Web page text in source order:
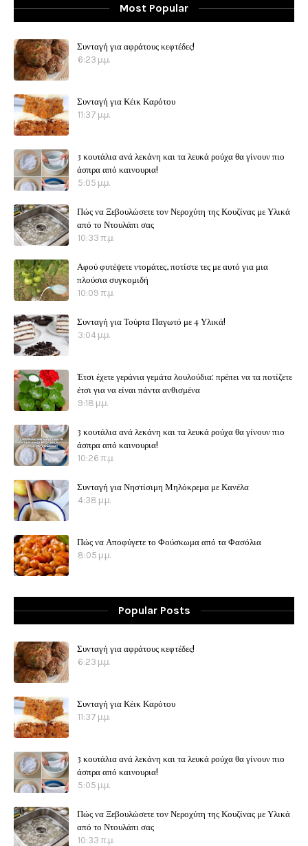
Most Popular
Συνταγή για αφράτους κεφτέδες!
6:23 μ.μ.
Συνταγή για Κέικ Καρότου
11:37 μ.μ.
3 κουτάλια ανά λεκάνη και τα λευκά ρούχα θα γίνουν πιο
άσπρα από καινουρια!
5:05 μ.μ.
Πώς να Ξεβουλώσετε τον Νεροχύτη της Κουζίνας με Υλικά
από το Ντουλάπι σας
10:33 π.μ.
Αφού φυτέψετε ντομάτες, ποτίστε τες με αυτό για μια
πλούσια συγκομιδή
10:09 π.μ.
Συνταγή για Τούρτα Παγωτό με 4 Υλικά!
3:04 μ.μ.
Έτσι έχετε γεράνια γεμάτα λουλούδια: πρέπει να τα ποτίζετε
έτσι για να είναι πάντα ανθισμένα
9:18 μ.μ.
3 κουτάλια ανά λεκάνη και τα λευκά ρούχα θα γίνουν πιο
άσπρα από καινουρια!
10:26 π.μ.
Συνταγή για Νηστίσιμη Μηλόκρεμα με Κανέλα
4:38 μ.μ.
Πώς να Αποφύγετε το Φούσκωμα από τα Φασόλια
8:05 μ.μ.
Popular Posts
Συνταγή για αφράτους κεφτέδες!
6:23 μ.μ.
Συνταγή για Κέικ Καρότου
11:37 μ.μ.
3 κουτάλια ανά λεκάνη και τα λευκά ρούχα θα γίνουν πιο
άσπρα από καινουρια!
5:05 μ.μ.
Πώς να Ξεβουλώσετε τον Νεροχύτη της Κουζίνας με Υλικά
από το Ντουλάπι σας
10:33 π.μ.